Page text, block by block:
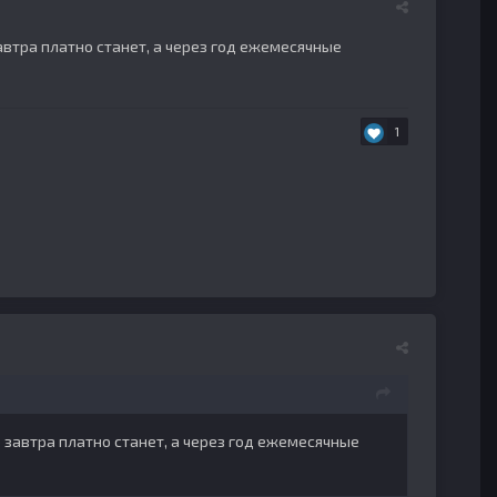
платно станет, а через год ежемесячные
1
платно станет, а через год ежемесячные